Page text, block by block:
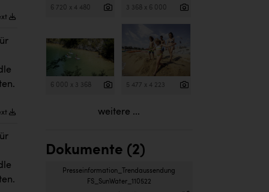
6 720 x 4 480 3 368 x 6 000
6 000 x 3 368 5 477 x 4 223
weitere ...
Dokumente (2)
Presseinformation_Trendaussendung
FS_SunWater_110522